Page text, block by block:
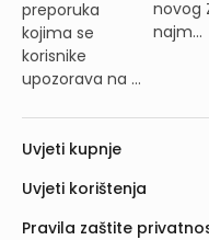
preporuka
kojima se
korisnike
upozorava na ...
novog
najm...
Uvjeti kupnje
Uvjeti korištenja
Pravila zaštite